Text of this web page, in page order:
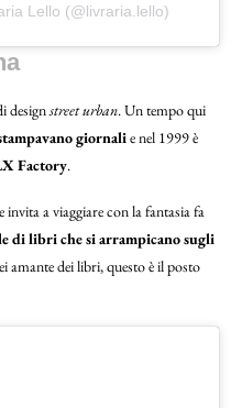
Lello (@livraria.lello)
designstreet urban. Un tempo qui
giornalie nel 1999 è
Factory.
invita a viaggiare con la fantasia fa
di libri che si arrampicano sugli
amante dei libri, questo è il posto